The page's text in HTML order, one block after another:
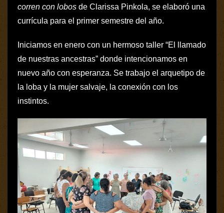
corren con lobos de Clarissa Pinkola, se elaboró una
currícula para el primer semestre del año.
Iniciamos en enero con un hermoso taller “El llamado
de nuestras ancestras” donde intencionamos en
nuevo año con esperanza. Se trabajo el arquetipo de
la loba y la mujer salvaje, la conexión con los
instintos.